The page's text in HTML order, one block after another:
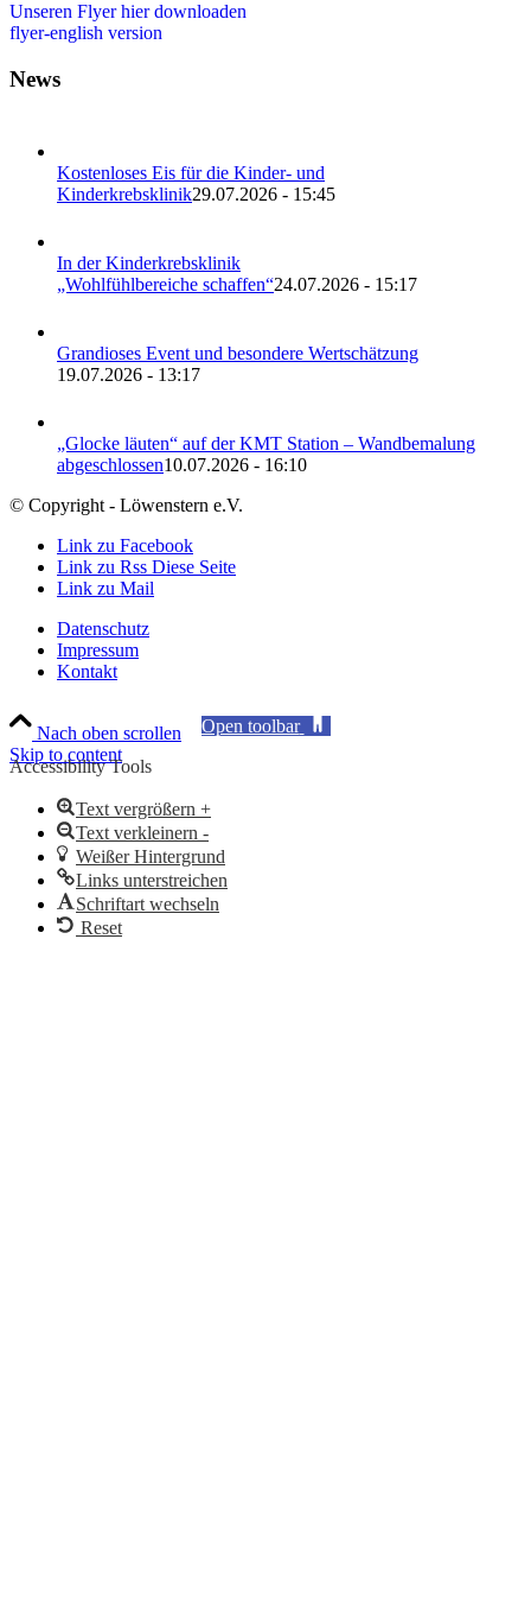
Unseren Flyer hier downloaden
flyer-english version
News
Kostenloses Eis für die Kinder- und
Kinderkrebsklinik29.07.2026 - 15:45
In der Kinderkrebsklinik
„Wohlfühlbereiche schaffen“24.07.2026 - 15:17
Grandioses Event und besondere Wertschätzung
19.07.2026 - 13:17
„Glocke läuten“ auf der KMT Station – Wandbemalung
abgeschlossen10.07.2026 - 16:10
© Copyright - Löwenstern e.V.
Link zu Facebook
Link zu Rss Diese Seite
Link zu Mail
Datenschutz
Impressum
Kontakt
Nach oben scrollen
Skip to content
Open toolbar
Accessibility Tools
Text vergrößern +
Text verkleinern -
Weißer Hintergrund
Links unterstreichen
Schriftart wechseln
Reset